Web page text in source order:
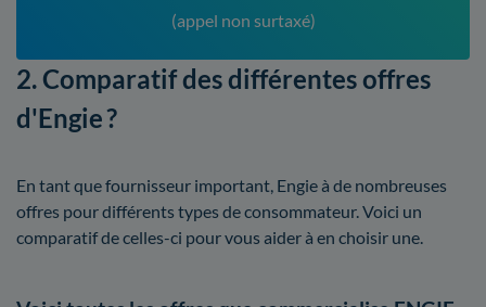
(appel non surtaxé)
2. Comparatif des différentes offres
d'Engie ?
En tant que fournisseur important, Engie à de nombreuses
offres pour différents types de consommateur. Voici un
comparatif de celles-ci pour vous aider à en choisir une.